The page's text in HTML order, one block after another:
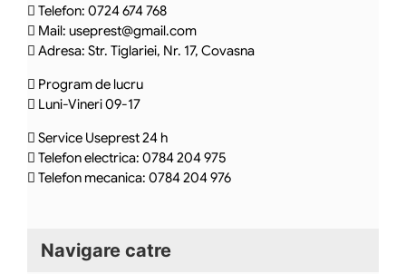
Telefon: 0724 674 768
Mail: useprest@gmail.com
Adresa: Str. Tiglariei, Nr. 17, Covasna
Program de lucru
Luni-Vineri 09-17
Service Useprest 24 h
Telefon electrica: 0784 204 975
Telefon mecanica: 0784 204 976
Navigare catre